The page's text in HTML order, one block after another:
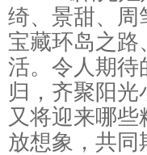
绮、景甜、周
宝藏环岛之路
活。令人期待
归，齐聚阳光
又将迎来哪
放想象，共同